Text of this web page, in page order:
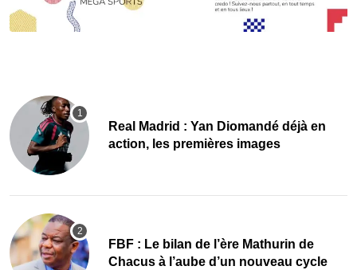
Real Madrid : Yan Diomandé déjà en
action, les premières images
FBF : Le bilan de l’ère Mathurin de
Chacus à l’aube d’un nouveau cycle